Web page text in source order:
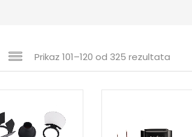
Prikaz 101–120 od 325 rezultata